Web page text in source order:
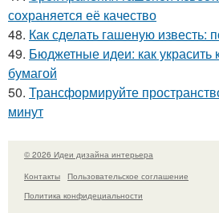
сохраняется её качество
48. Как сделать гашеную известь:
49. Бюджетные идеи: как
бумагой
50. Трансформируйте
минут
© 2026 Идеи дизайна интерьера
Контакты
Пользовательское соглашение
Политика конфидециальности